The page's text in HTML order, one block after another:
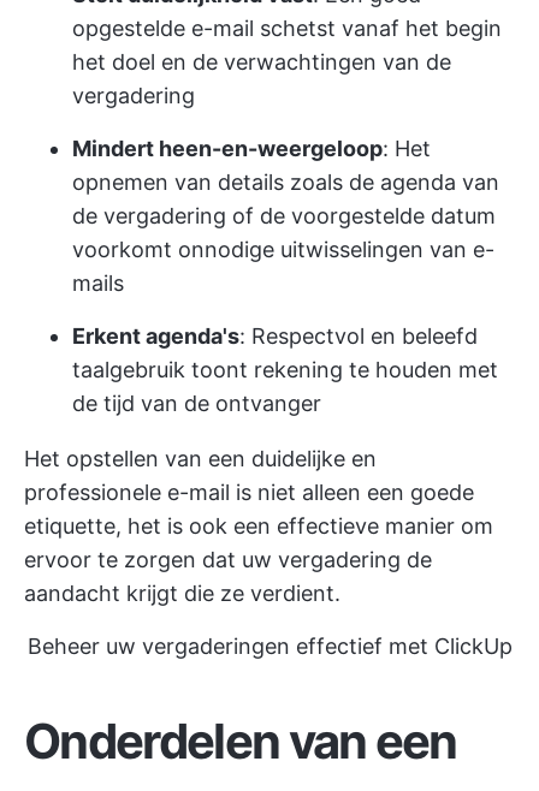
opgestelde e-mail schetst vanaf het begin
het doel en de verwachtingen van de
vergadering
Mindert heen-en-weergeloop: Het
opnemen van details zoals de agenda van
de vergadering of de voorgestelde datum
voorkomt onnodige uitwisselingen van e-
mails
Erkent agenda's: Respectvol en beleefd
taalgebruik toont rekening te houden met
de tijd van de ontvanger
Het opstellen van een duidelijke en
professionele e-mail is niet alleen een goede
etiquette, het is ook een effectieve manier om
ervoor te zorgen dat uw vergadering de
aandacht krijgt die ze verdient.
Beheer uw vergaderingen effectief met ClickUp
Onderdelen van een